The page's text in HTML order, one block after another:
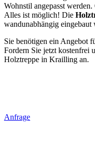
Wohnstil angepasst
Alles ist möglich! Die
wandunabhängig eingebaut
Sie benötigen ein Angebot
Fordern Sie jetzt kostenfrei
Holztreppe in Krailling an.
Anfrage